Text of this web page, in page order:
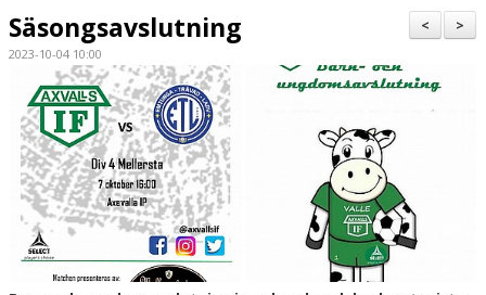
BILDGALLERI
DOKUMENT
VÅRA LAG/TRÄNARE
MATCHER
SPONSORER
HEDERSUTNÄMNINGAR
>
<
Säsongsavslutning
2023-10-04 10:00